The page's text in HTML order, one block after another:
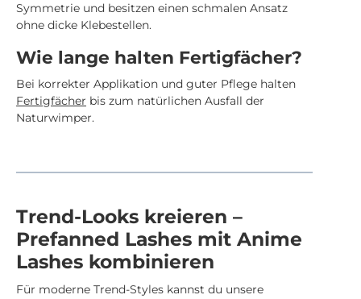
Symmetrie und besitzen einen schmalen Ansatz
ohne dicke Klebestellen.
Wie lange halten Fertigfächer?
Bei korrekter Applikation und guter Pflege halten
Fertigfächer bis zum natürlichen Ausfall der
Naturwimper.
Trend-Looks kreieren –
Prefanned Lashes mit Anime
Lashes kombinieren
Für moderne Trend-Styles kannst du unsere